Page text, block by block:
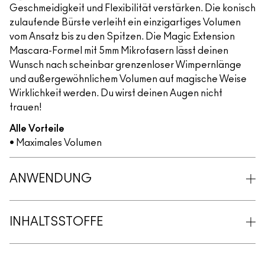
Geschmeidigkeit und Flexibilität verstärken. Die konisch
zulaufende Bürste verleiht ein einzigartiges Volumen
vom Ansatz bis zu den Spitzen. Die Magic Extension
Mascara-Formel mit 5mm Mikrofasern lässt deinen
Wunsch nach scheinbar grenzenloser Wimpernlänge
und außergewöhnlichem Volumen auf magische Weise
Wirklichkeit werden. Du wirst deinen Augen nicht
trauen!
Alle Vorteile
• Maximales Volumen
ANWENDUNG
INHALTSSTOFFE